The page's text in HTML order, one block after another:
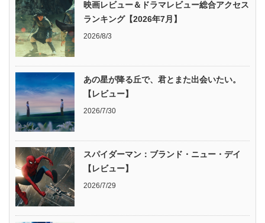
映画レビュー＆ドラマレビュー総合アクセス
ランキング【2026年7月】
2026/8/3
あの星が降る丘で、君とまた出会いたい。
【レビュー】
2026/7/30
スパイダーマン：ブランド・ニュー・デイ
【レビュー】
2026/7/29